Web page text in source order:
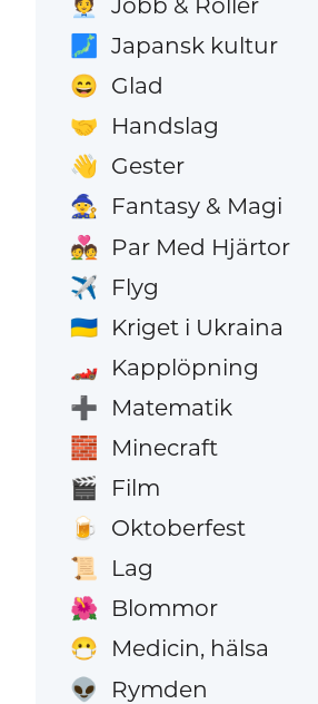
🧑‍💼
🗾 Japansk kultur
😄 Glad
🤝 Handslag
👋 Gester
🧙 Fantasy & Magi
💑 Par Med Hjärtor
✈️ Flyg
🇺🇦 Kriget i Ukraina
🏎️ Kapplöpning
➕ Matematik
🧱 Minecraft
🎬 Film
🍺 Oktoberfest
📜 Lag
🌺 Blommor
😷 Medicin, hälsa
👽 Rymden